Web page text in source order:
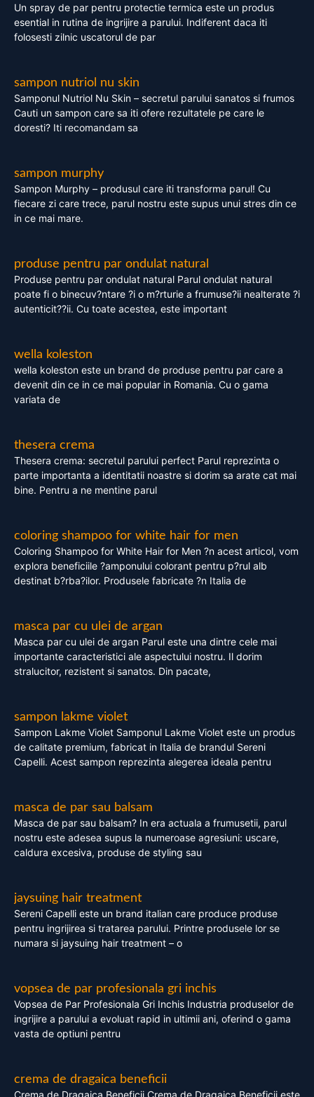
Un spray de par pentru protectie termica este un produs
esential in rutina de ingrijire a parului. Indiferent daca iti
folosesti zilnic uscatorul de par
sampon nutriol nu skin
Samponul Nutriol Nu Skin – secretul parului sanatos si frumos
Cauti un sampon care sa iti ofere rezultatele pe care le
doresti? Iti recomandam sa
sampon murphy
Sampon Murphy – produsul care iti transforma parul! Cu
fiecare zi care trece, parul nostru este supus unui stres din ce
in ce mai mare.
produse pentru par ondulat natural
Produse pentru par ondulat natural Parul ondulat natural
poate fi o binecuv?ntare ?i o m?rturie a frumuse?ii nealterate ?i
autenticit??ii. Cu toate acestea, este important
wella koleston
wella koleston este un brand de produse pentru par care a
devenit din ce in ce mai popular in Romania. Cu o gama
variata de
thesera crema
Thesera crema: secretul parului perfect Parul reprezinta o
parte importanta a identitatii noastre si dorim sa arate cat mai
bine. Pentru a ne mentine parul
coloring shampoo for white hair for men
Coloring Shampoo for White Hair for Men ?n acest articol, vom
explora beneficiile ?amponului colorant pentru p?rul alb
destinat b?rba?ilor. Produsele fabricate ?n Italia de
masca par cu ulei de argan
Masca par cu ulei de argan Parul este una dintre cele mai
importante caracteristici ale aspectului nostru. Il dorim
stralucitor, rezistent si sanatos. Din pacate,
sampon lakme violet
Sampon Lakme Violet Samponul Lakme Violet este un produs
de calitate premium, fabricat in Italia de brandul Sereni
Capelli. Acest sampon reprezinta alegerea ideala pentru
masca de par sau balsam
Masca de par sau balsam? In era actuala a frumusetii, parul
nostru este adesea supus la numeroase agresiuni: uscare,
caldura excesiva, produse de styling sau
jaysuing hair treatment
Sereni Capelli este un brand italian care produce produse
pentru ingrijirea si tratarea parului. Printre produsele lor se
numara si jaysuing hair treatment – o
vopsea de par profesionala gri inchis
Vopsea de Par Profesionala Gri Inchis Industria produselor de
ingrijire a parului a evoluat rapid in ultimii ani, oferind o gama
vasta de optiuni pentru
crema de dragaica beneficii